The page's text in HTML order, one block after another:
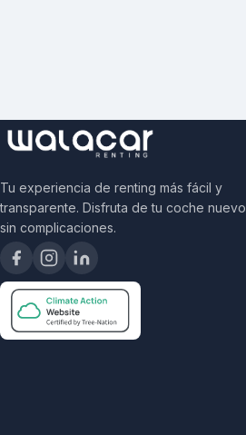
Tu experiencia de renting más fácil y
transparente. Disfruta de tu coche nuevo
sin complicaciones.